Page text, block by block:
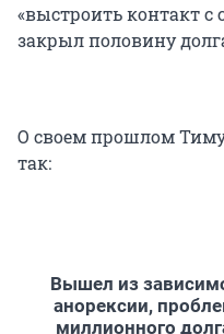
«выстроить контакт с
закрыл половину
О своем прошлом
так:
Вышел из
анорексии,
миллионного